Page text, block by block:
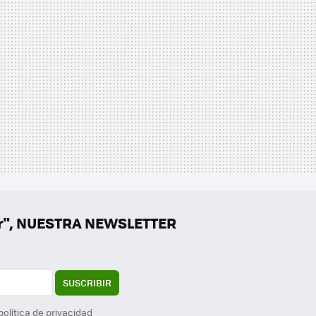
NEWSLETTER
SUSCRIBIR
de privacidad